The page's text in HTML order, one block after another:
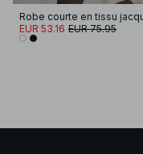
EUR 53.16 EUR 75.95